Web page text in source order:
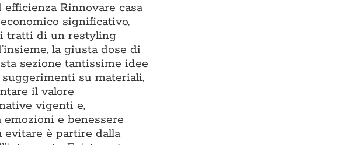
Rinnovare casa
significativo,
tratti di un restyling
la giusta dose di
sezione tantissime idee
su materiali,
il valore
vigenti e,
e benessere
evitare è partire dalla